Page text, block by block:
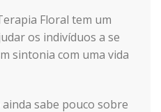
Floral tem um
os indivíduos a se
sintonia com uma vida
sabe pouco sobre